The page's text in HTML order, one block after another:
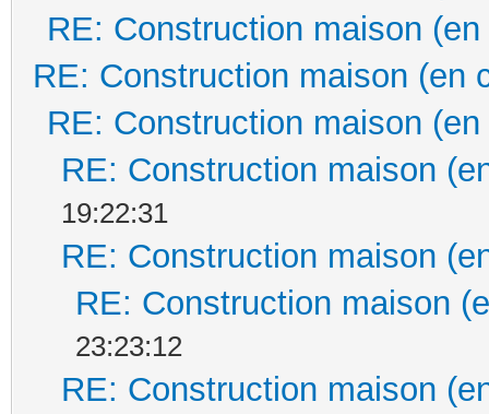
RE: Construction maison
RE: Construction maison (en
RE: Construction maison
RE: Construction maison
19:22:31
RE: Construction maison
RE: Construction maison
23:23:12
RE: Construction maison